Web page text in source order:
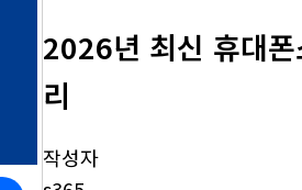
2026년 최신 휴대
리
작성자